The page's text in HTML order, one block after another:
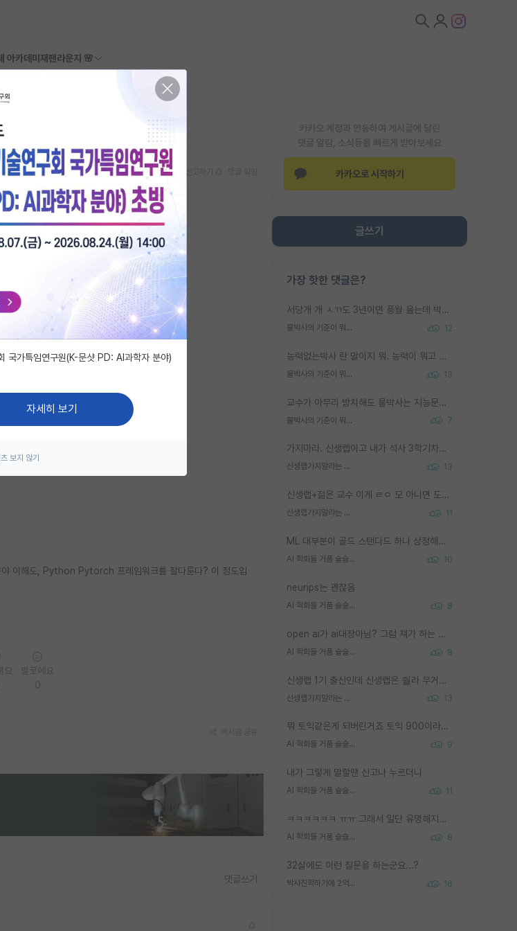
아카데미 재팬라운지 🌸
카카오 계정과 연동하여 게시글에 달린
댓글 알람, 소식등을 빠르게 받아보세요
카카오로 시작하기
글쓰기
가장 핫한 댓글은?
서당개 개 ㅅㄲ도 3년이면 풍월 읊는데 박사 5년 이상 대리고 있으면서 물된건 교수 탓 맞는ㄱ게 거기가 서당이 아니란 소리임
물박사의 기준이 뭐임? 12
능력없는박사 란 말이지 뭐. 능력이 뭐고 능력이 있다는게 뭔지는 사람마다 기준이 다르니까 얘기해봐야 서로 자기 기준만 얘기해서 논쟁이 끝이 안나고. 주위에서 능력있고 야심있는 신입생이 교수가 유의미한 피드백을 아예 안주면서 제대로된 과제에 참여해볼 기회도 제공하지 않고 잡일 뺑뺑이만 돌려서 맨날 단순작업만 하면서 밤새다가 눈빛이 점점 죽어가는걸 본 사람은 물박사는 교수탓이라고 하고, 교수는 이것저것 알려도 주고 기회도 주고 사수 동기 붙여주면서 어떻게든 끌고가려고 하는데 본인이 매일 뺀질거리면서 출근 하는둥마는둥 하다가 기껏 와서도 폰이나 쳐다보다가 실험 망치고 저녁약속있어서 먼저 가볼게요~ 하는걸 본 사람은 물박사는 본인탓이라고 함.
물박사의 기준이 뭐임? 13
교수가 아무리 방치해도 물박사는 지능문제고 본인 의지 문제임. 만물 교수탓 하는 애들이 이상한거임.
물박사의 기준이 뭐임? 7
가지마라. 신생랩이고 내가 석사 3학기차인데 최고참인데 나도 아무것도 모르는데 교수가 후배들 왜 논문 교육 안시키냐. 논문 왜 안 써오냐 닦달한다
신생랩가지말라는 이유가 있었구나 13
신생랩+젊은 교수 이게 ㄹㅇ 모 아니면 도인듯.
신생랩가지말라는 이유가 있었구나 11
ML 대부분이 골드 스탠다드 하나 상정해놓고 (벤치마크 데이터셋이 여러 개면 여러 개 상정) 그거 얼마나 잘 맞추나 싸움임 가끔 번뜩이는 설계 철학을 보여주는 논문들도 있지만 대부분 그거 성적 얼마나 더 올리느라에 혈안이 되어 있는 측면이 잇음
AI 학회들 거품 슬슬 지적이 나오네요 10
neurips는 괜찮음
AI 학회들 거품 슬슬 지적이 나오네요 8
open ai가 ai대장아님? 그럼 쟤가 하는 말이 다 맞겠네
AI 학회들 거품 슬슬 지적이 나오네요 8
신생랩 1기 출신인데 신생랩은 줠라 무거운 바벨 같은거임. 들면 대박인데 못들면 깔려 죽음. 아무도 알려주지 않는 환경에서 자생해야하지만, 일단 살아남았다면 그 어떤 사람보다 악착같고 생존력 높은 사람으로 거듭날 수 있음
신생랩가지말라는 이유가 있었구나 13
뭐 토익같은게 되버린거죠 토익 900이라고 영어잘하는건 아닙니다만 잘하는사람은 다 900을 넘는 그런
AI 학회들 거품 슬슬 지적이 나오네요 9
내가 그렇게 말할땐 신고나 누르더니
AI 학회들 거품 슬슬 지적이 나오네요 11
ㅋㅋㅋㅋㅋㅋ ㅠㅠ 그래서 일단 유명해지는게 중요한거같습니다
AI 학회들 거품 슬슬 지적이 나오네요 8
32살에도 이런 질문을 하는군요...?
박사진학하기에 2억은 괜찮은 (?) 정도의 경제력인가요 16
스크랩
직장인입니다.
야 이해도, Python Pytorch 프레임워크를 잘다룬다? 이 정도입
댓글쓰기
국가특임연구원(K-문샷 PD: AI과학자 분야)
자세히 보기
보지 않기